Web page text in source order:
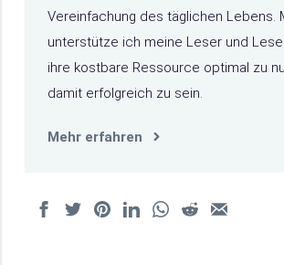
Vereinfachung des täglichen Lebens.
unterstütze ich meine Leser und
ihre kostbare Ressource optimal zu
damit erfolgreich zu sein.
Mehr erfahren